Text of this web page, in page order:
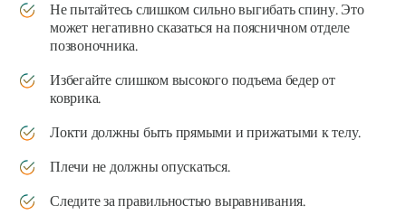
Не пытайтесь слишком сильно выгибать спину. Это
может негативно сказаться на поясничном отделе
позвоночника.
Избегайте слишком высокого подъема бедер от
коврика.
Локти должны быть прямыми и прижатыми к телу.
Плечи не должны опускаться.
Следите за правильностью выравнивания.